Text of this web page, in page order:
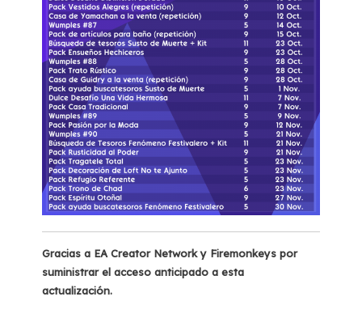
Gracias a EA Creator Network y Firemonkeys por
suministrar el acceso anticipado a esta
actualización.